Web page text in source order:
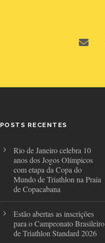
POSTS RECENTES
Rio de Janeiro celebra 10
anos dos Jogos Olímpicos
com etapa da Copa do
Mundo de Triathlon na Praia
de Copacabana
Estão abertas as inscrições
para o Campeonato Brasileiro
de Triathlon Standard 2026